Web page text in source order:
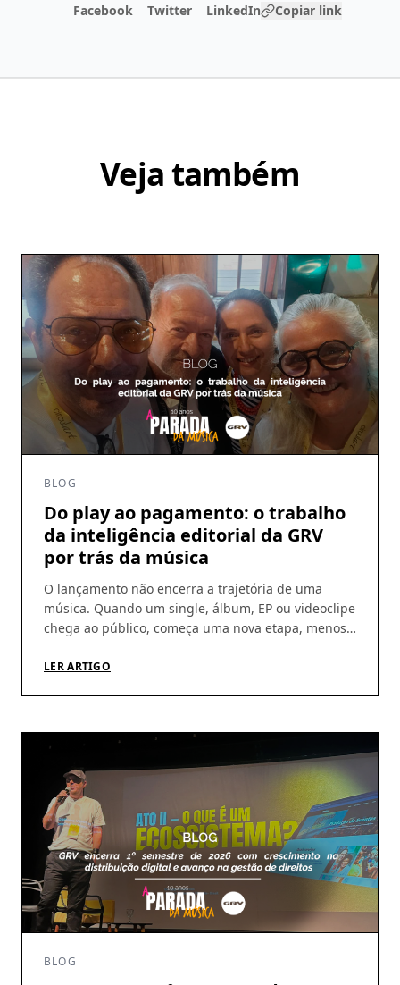
Facebook Twitter LinkedIn Copiar link
Veja também
BLOG
Do play ao pagamento: o trabalho
da inteligência editorial da GRV
por trás da música
O lançamento não encerra a trajetória de uma
música. Quando um single, álbum, EP ou videoclipe
chega ao público, começa uma nova etapa, menos
circulação das obras, identificar utilizações, conferir
LER ARTIGO
BLOG